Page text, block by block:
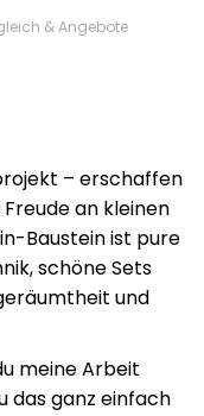
& Angebote
– erschaffen
an kleinen
Baustein ist pure
schöne Sets
und
meine Arbeit
das ganz einfach